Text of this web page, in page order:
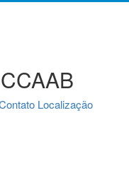
Localização